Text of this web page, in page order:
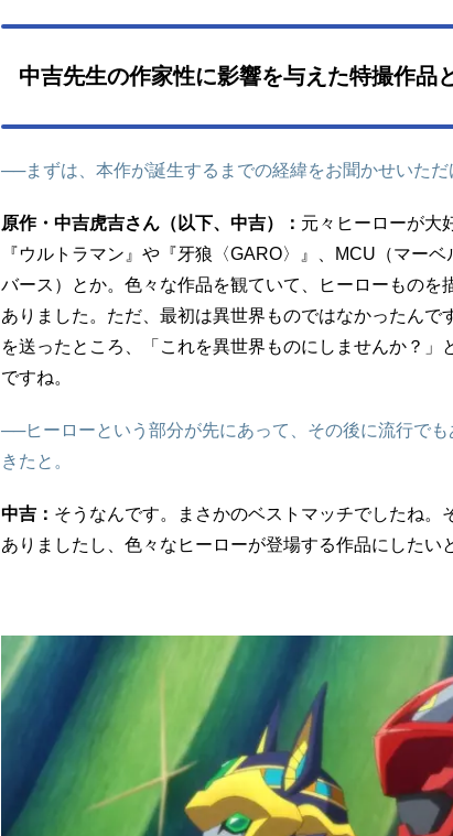
ダビ：吉野裕行ヴィダン：鈴
ブルー：松風雅也飛星エミリ
美香堅岡修二／キズ...
中吉先生の作家性に影響を与えた特撮作品
──まずは、本作が誕生するまでの経緯をお聞かせいただ
原作・中吉虎吉さん（以下、中吉）： 元々ヒーローが大
『ウルトラマン』や『牙狼〈GARO〉』、MCU（マー
バース）とか。色々な作品を観ていて、ヒーローものを
ありました。ただ、最初は異世界ものではなかったんで
を送ったところ、「これを異世界ものにしませんか？」
ですね。
──ヒーローという部分が先にあって、その後に流行で
きたと。
中吉： そうなんです。まさかのベストマッチでしたね。
ありましたし、色々なヒーローが登場する作品にしたい